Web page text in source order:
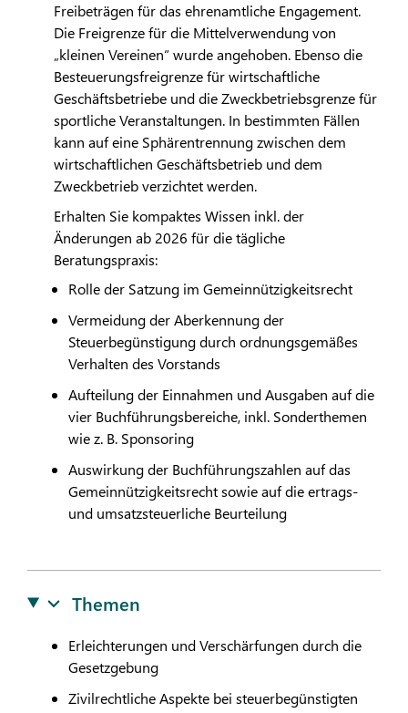
Freibeträgen für das ehrenamtliche Engagement.
Die Freigrenze für die Mittelverwendung von
„kleinen Vereinen“ wurde angehoben. Ebenso die
Besteuerungsfreigrenze für wirtschaftliche
Geschäftsbetriebe und die Zweckbetriebsgrenze für
sportliche Veranstaltungen. In bestimmten Fällen
kann auf eine Sphärentrennung zwischen dem
wirtschaftlichen Geschäftsbetrieb und dem
Zweckbetrieb verzichtet werden.
Erhalten Sie kompaktes Wissen inkl. der
Änderungen ab 2026 für die tägliche
Beratungspraxis:
Rolle der Satzung im Gemeinnützigkeitsrecht
Vermeidung der Aberkennung der
Steuerbegünstigung durch ordnungsgemäßes
Verhalten des Vorstands
Aufteilung der Einnahmen und Ausgaben auf die
vier Buchführungsbereiche, inkl. Sonderthemen
wie z. B. Sponsoring
Auswirkung der Buchführungszahlen auf das
Gemeinnützigkeitsrecht sowie auf die ertrags-
und umsatzsteuerliche Beurteilung
Themen
Erleichterungen und Verschärfungen durch die
Gesetzgebung
Zivilrechtliche Aspekte bei steuerbegünstigten